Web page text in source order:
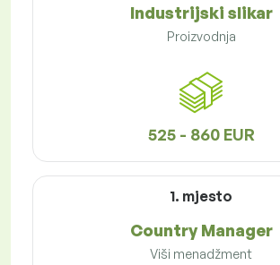
Industrijski slikar
Proizvodnja
525 - 860 EUR
1. mjesto
Country Manager
Viši menadžment